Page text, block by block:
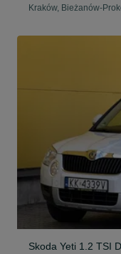
Kraków, Bieżanów-
Skoda Yeti 1.2 TSI